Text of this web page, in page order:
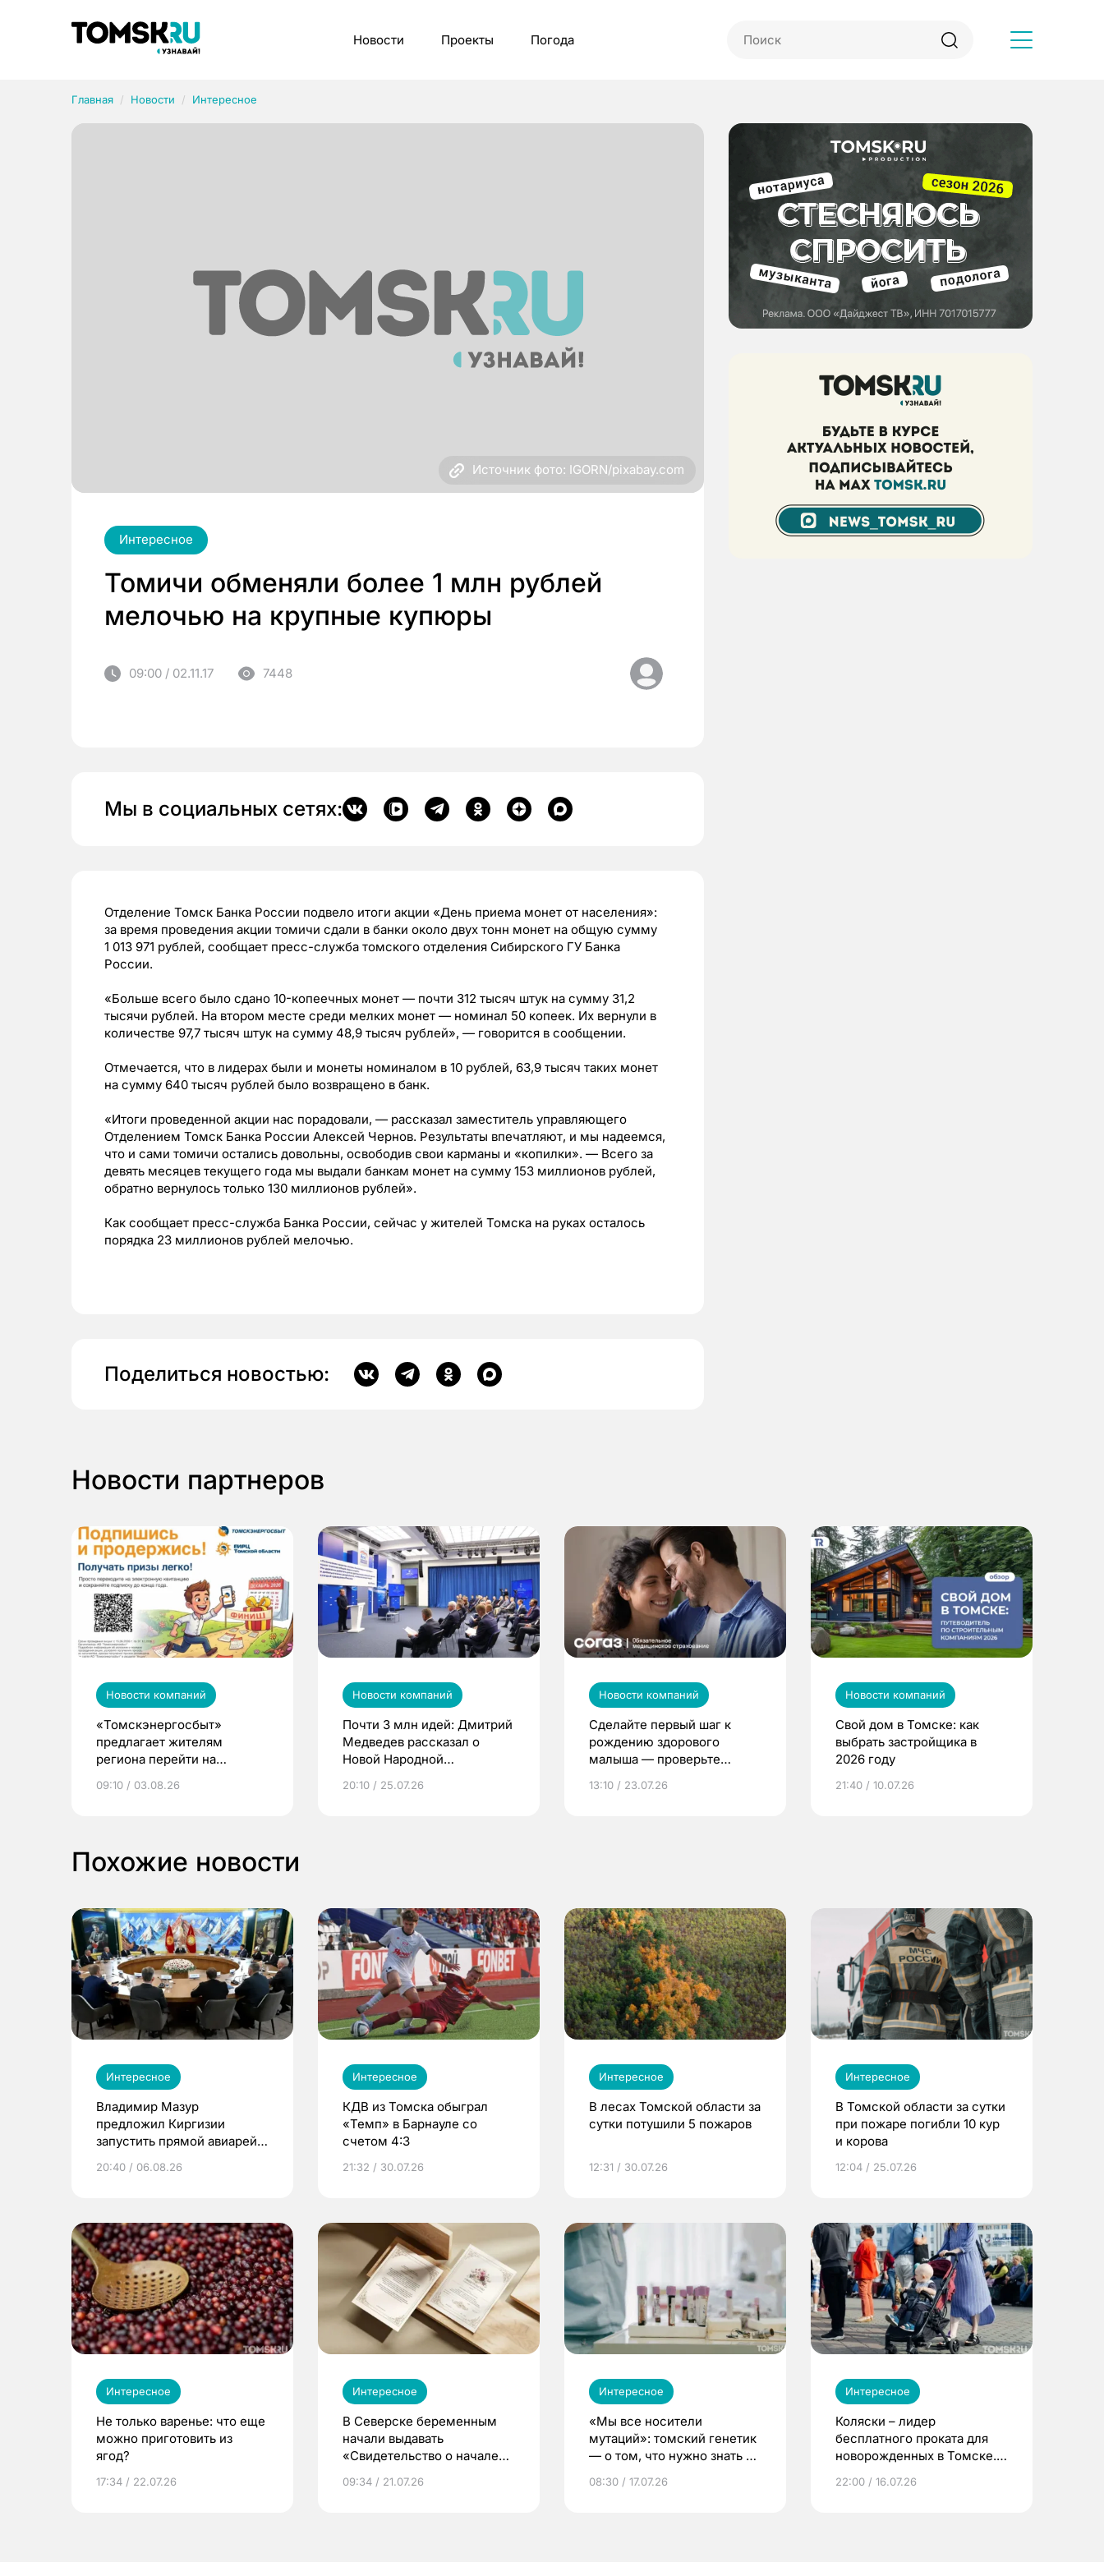
Новости Проекты Погода
Главная Новости Интересное
Источник фото: IGORN/pixabay.com
Интересное
Томичи обменяли более 1 млн рублей
мелочью на крупные купюры
09:00 / 02.11.17 7448
Мы в социальных сетях:
Отделение Томск Банка России подвело итоги акции «День приема монет от населения»:
за время проведения акции томичи сдали в банки около двух тонн монет на общую сумму
1 013 971 рублей, сообщает пресс-служба томского отделения Сибирского ГУ Банка
России.
«Больше всего было сдано 10-копеечных монет — почти 312 тысяч штук на сумму 31,2
тысячи рублей. На втором месте среди мелких монет — номинал 50 копеек. Их вернули в
количестве 97,7 тысяч штук на сумму 48,9 тысяч рублей», — говорится в сообщении.
Отмечается, что в лидерах были и монеты номиналом в 10 рублей, 63,9 тысяч таких монет
на сумму 640 тысяч рублей было возвращено в банк.
«Итоги проведенной акции нас порадовали, — рассказал заместитель управляющего
Отделением Томск Банка России Алексей Чернов. Результаты впечатляют, и мы надеемся,
что и сами томичи остались довольны, освободив свои карманы и «копилки». — Всего за
девять месяцев текущего года мы выдали банкам монет на сумму 153 миллионов рублей,
обратно вернулось только 130 миллионов рублей».
Как сообщает пресс-служба Банка России, сейчас у жителей Томска на руках осталось
порядка 23 миллионов рублей мелочью.
Поделиться новостью:
Новости партнеров
Новости компаний
«Томскэнергосбыт»
предлагает жителям
региона перейти на
выиграть призы
09:10 / 03.08.26
Новости компаний
Почти 3 млн идей: Дмитрий
Медведев рассказал о
Новой Народной
20:10 / 25.07.26
Новости компаний
Сделайте первый шаг к
рождению здорового
малыша — проверьте
по ОМС!
13:10 / 23.07.26
Новости компаний
Свой дом в Томске: как
выбрать застройщика в
2026 году
21:40 / 10.07.26
Похожие новости
Интересное
Владимир Мазур
предложил Киргизии
запустить прямой авиарейс
20:40 / 06.08.26
Интересное
КДВ из Томска обыграл
«Темп» в Барнауле со
счетом 4:3
21:32 / 30.07.26
Интересное
В лесах Томской области за
сутки потушили 5 пожаров
12:31 / 30.07.26
Интересное
В Томской области за сутки
при пожаре погибли 10 кур
и корова
12:04 / 25.07.26
Интересное
Не только варенье: что еще
можно приготовить из
ягод?
17:34 / 22.07.26
Интересное
В Северске беременным
начали выдавать
«Свидетельство о начале
09:34 / 21.07.26
Интересное
«Мы все носители
мутаций»: томский генетик
— о том, что нужно знать до
08:30 / 17.07.26
Интересное
Коляски – лидер
бесплатного проката для
новорожденных в Томске.
22:00 / 16.07.26
Рубрики